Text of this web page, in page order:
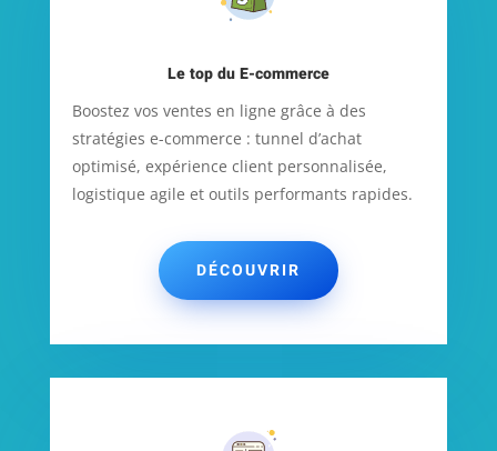
Le top du E-commerce
Boostez vos ventes en ligne grâce à des
stratégies e-commerce : tunnel d’achat
optimisé, expérience client personnalisée,
logistique agile et outils performants rapides.
DÉCOUVRIR